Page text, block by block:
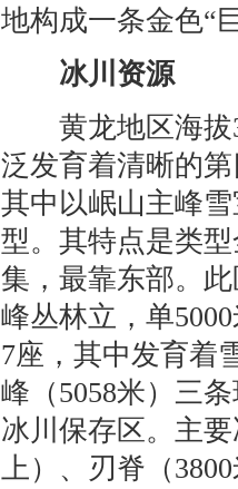
地构成一条金色“
冰川资源
黄龙地区海拔
泛发育着清晰的
其中以岷山主峰
型。其特点是类
集，最靠东部。
峰丛林立，单
7座，其中发育着
峰（5058米）三
冰川保存区。主
上）、刃脊（